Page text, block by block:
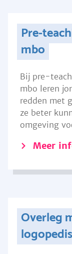
Pre-
mbo
Bij pre-
mbo leren
redden met
ze beter
omgeving
Meer
Overleg